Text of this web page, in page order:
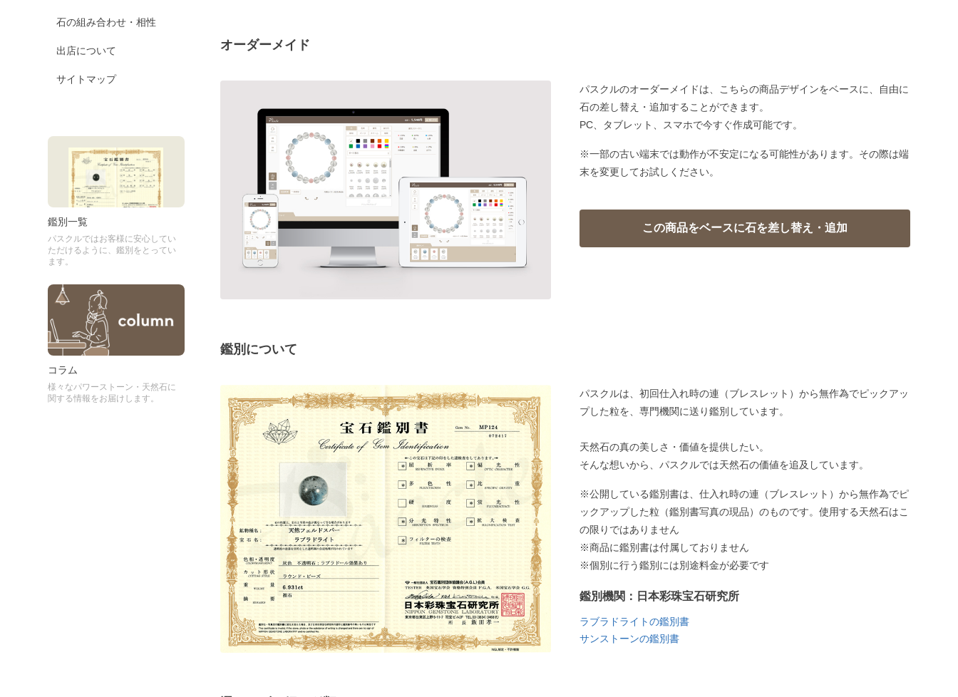
石の組み合わせ・相性
出店について
サイトマップ
鑑別一覧
パスクルではお客様に安心してい
ただけるように、鑑別をとってい
ます。
コラム
様々なパワーストーン・天然石に
関する情報をお届けします。
オーダーメイド
パスクルのオーダーメイドは、こちらの商品デザインをベースに、自由に
石の差し替え・追加することができます。
PC、タブレット、スマホで今すぐ作成可能です。
※一部の古い端末では動作が不安定になる可能性があります。その際は端
末を変更してお試しください。
鑑別について
パスクルは、初回仕入れ時の連（ブレスレット）から無作為でピックアッ
プした粒を、専門機関に送り鑑別しています。
天然石の真の美しさ・価値を提供したい。
そんな想いから、パスクルでは天然石の価値を追及しています。
※公開している鑑別書は、仕入れ時の連（ブレスレット）から無作為でピ
ックアップした粒（鑑別書写真の現品）のものです。使用する天然石はこ
の限りではありません
※商品に鑑別書は付属しておりません
※個別に行う鑑別には別途料金が必要です
鑑別機関：日本彩珠宝石研究所
ラブラドライトの鑑別書
サンストーンの鑑別書